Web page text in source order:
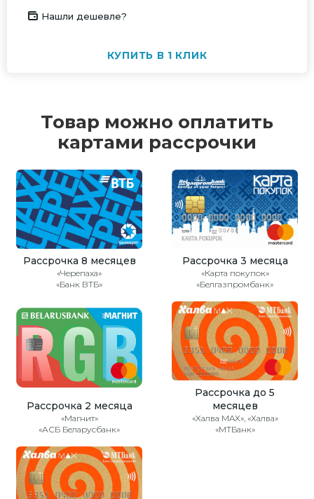
Нашли дешевле?
КУПИТЬ В 1 КЛИК
Товар можно оплатить
картами рассрочки
Рассрочка 8 месяцев
«Черепаха»
«Банк ВТБ»
Рассрочка 3 месяца
«Карта покупок»
«Белгазпромбанк»
Рассрочка 2 месяца
«Магнит»
«АСБ Беларусбанк»
Рассрочка до 5
месяцев
«Халва MAX», «Халва»
«МТБанк»